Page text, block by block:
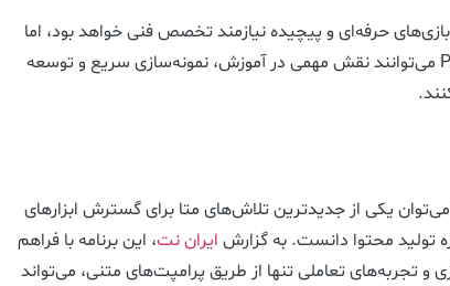
حرفه‌ای و پیچیده نیازمند تخصص فنی خواهد بود، اما
ابزارهایی مانند Pocket می‌توانند نقش مهمی در آموزش، نمونه‌سازی سریع و توسعه
می‌توان یکی از جدیدترین تلاش‌های متا برای گسترش ابزارهای
محتوا دانست. به گزارش ایران نت، این برنامه با فراهم
و تجربه‌های تعاملی تنها از طریق پرامپت‌های متنی، می‌تواند